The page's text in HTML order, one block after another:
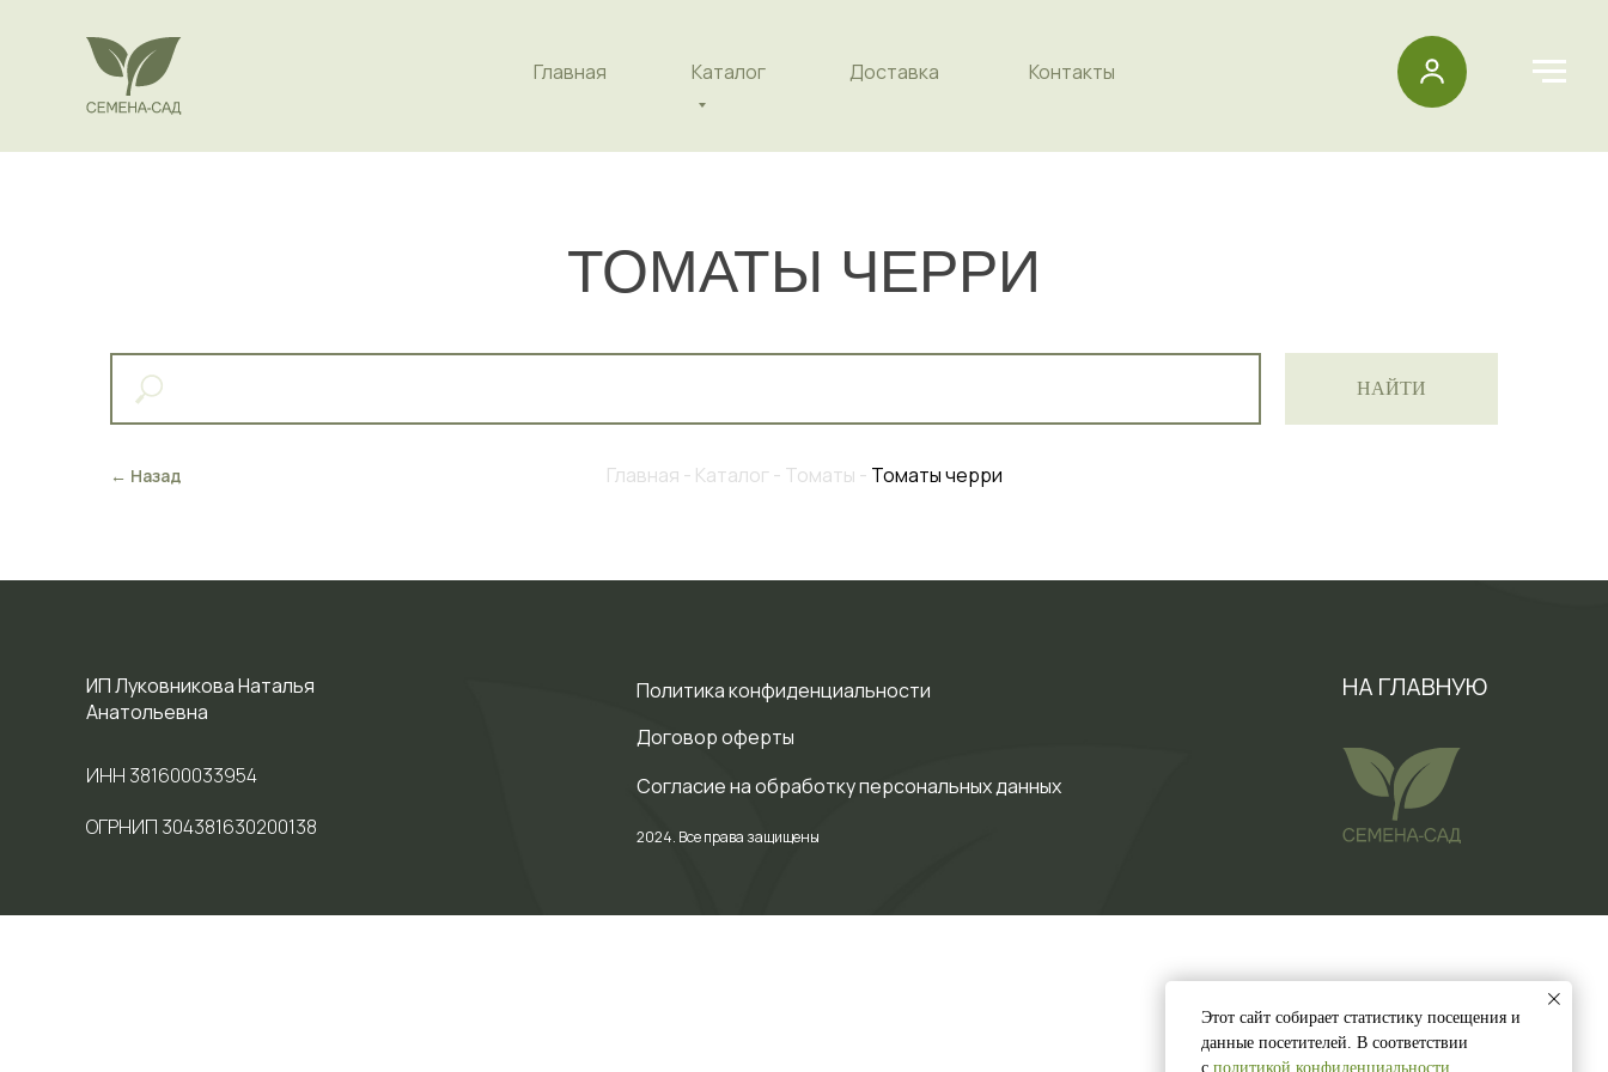
Главная Каталог Доставка Контакты
Этот сайт собирает статистику посещения и
данные посетителей. В соответствии
с политикой конфиденциальности
ТОМАТЫ ЧЕРРИ
НАЙТИ
Главная - Каталог - Томаты - Томаты черри
← Назад
ИП Луковникова Наталья
Анатольевна
НА ГЛАВНУЮ
Политика конфиденциальности
Cогласие на обработку персональных данных
2024. Все права защищены
ИНН 381600033954
ОГРНИП 304381630200138
Договор оферты